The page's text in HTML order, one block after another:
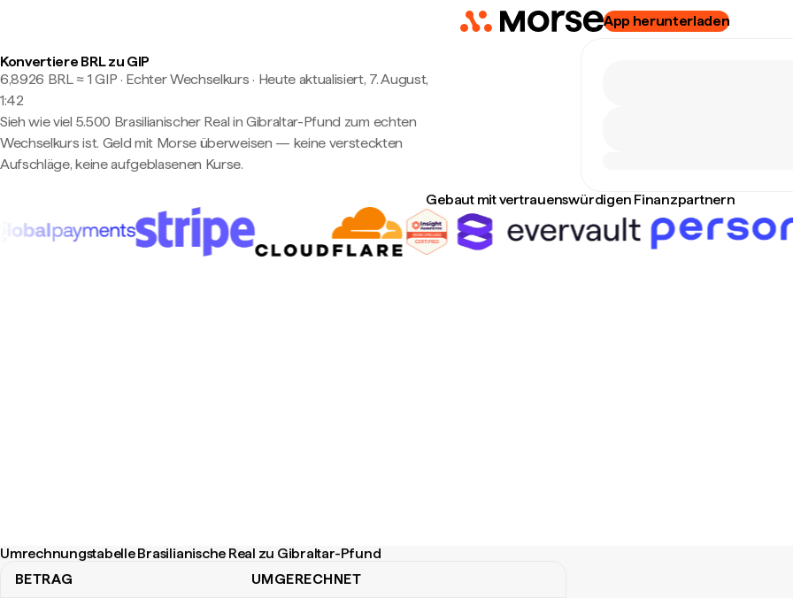
App herunterladen
Konvertiere BRL zu GIP
6,8926 BRL ≈ 1 GIP · Echter Wechselkurs · Heute aktualisiert, 7. August,
1:42
Sieh wie viel 5.500 Brasilianischer Real in Gibraltar-Pfund zum echten
Wechselkurs ist. Geld mit Morse überweisen — keine versteckten
Aufschläge, keine aufgeblasenen Kurse.
Gebaut mit vertrauenswürdigen Finanzpartnern
Umrechnungstabelle Brasilianische Real zu Gibraltar-Pfund
BETRAG UMGERECHNET